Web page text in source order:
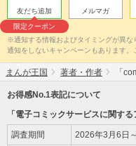
友だち追加
限定クーポン
メルマガ
※通知する情報およびタイミングが異
通知をしないキャンペーンもあります。
まんが王国 著者・作者 「
お得感No.1表記について
「電子コミックサービスに関する
調査期間 2026年3月6日